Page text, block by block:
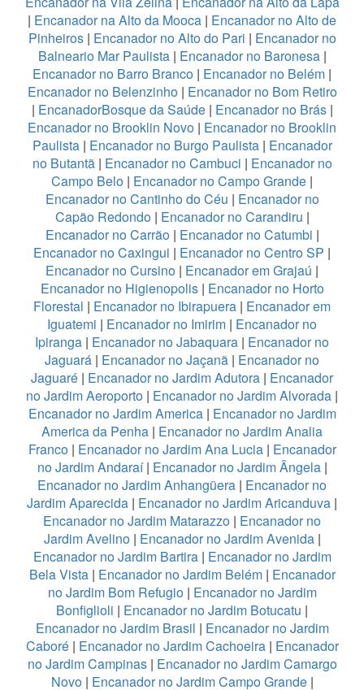
| Encanador na Alto da Mooca | Encanador no Alto de
Pinheiros| Encanador no Alto do Pari | Encanador no
Balneario Mar Paulista| Encanador no Baronesa|
Encanador no Barro Branco | Encanador no Belém |
Encanador no Belenzinho| Encanador no Bom Retiro
| EncanadorBosque da Saúde| Encanador no Brás|
Encanador no Brooklin Novo | Encanador no Brooklin
Paulista| Encanador no Burgo Paulista| Encanador
no Butantã| Encanador no Cambuci | Encanador no
Campo Belo | Encanador no Campo Grande |
Encanador no Cantinho do Céu | Encanador no
Capão Redondo| Encanador no Carandiru |
Encanador no Carrão| Encanador no Catumbi |
Encanador no Caxingui | Encanador no Centro SP |
Encanador no Cursino | Encanador em Grajaú |
Encanador no Higienopolis| Encanador no Horto
Florestal | Encanador no Ibirapuera | Encanador em
Iguatemi | Encanador no Imirim | Encanador no
Ipiranga | Encanador no Jabaquara | Encanador no
Jaguará | Encanador no Jaçanã | Encanador no
Jaguaré | Encanador no Jardim Adutora | Encanador
no Jardim Aeroporto | Encanador no Jardim Alvorada |
Encanador no Jardim America| Encanador no Jardim
America da Penha | Encanador no Jardim Analia
Franco| Encanador no Jardim Ana Lucia| Encanador
no Jardim Andaraí| Encanador no Jardim Ângela|
Encanador no Jardim Anhangüera | Encanador no
Jardim Aparecida | Encanador no Jardim Aricanduva |
Encanador no Jardim Matarazzo | Encanador no
Jardim Avelino| Encanador no Jardim Avenida|
Encanador no Jardim Bartira| Encanador no Jardim
Bela Vista| Encanador no Jardim Belém| Encanador
no Jardim Bom Refugio| Encanador no Jardim
Bonfiglioli | Encanador no Jardim Botucatu |
Encanador no Jardim Brasil | Encanador no Jardim
Caboré| Encanador no Jardim Cachoeira| Encanador
no Jardim Campinas| Encanador no Jardim Camargo
Novo| Encanador no Jardim Campo Grande|